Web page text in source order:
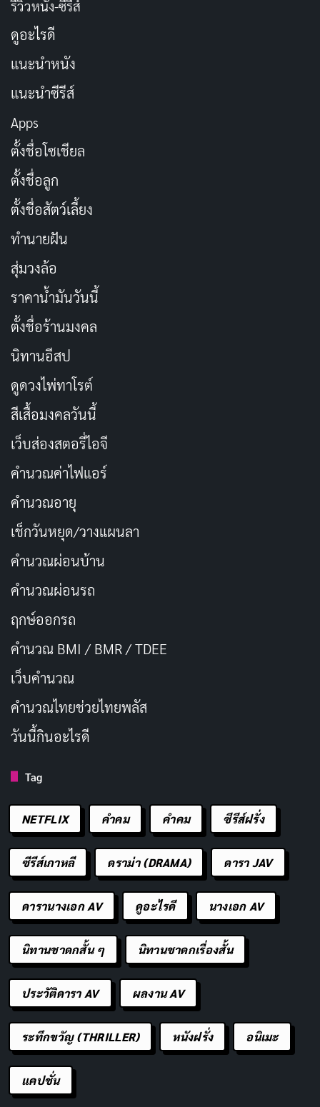
รีวิวหนัง-ซีรีส์
ดูอะไรดี
แนะนำหนัง
แนะนำซีรีส์
Apps
ตั้งชื่อโซเชียล
ตั้งชื่อลูก
ตั้งชื่อสัตว์เลี้ยง
ทำนายฝัน
สุ่มวงล้อ
ราคาน้ำมันวันนี้
ตั้งชื่อร้านมงคล
นิทานอีสป
ดูดวงไพ่ทาโรต์
สีเสื้อมงคลวันนี้
เว็บส่องสตอรี่ไอจี
คำนวณค่าไฟแอร์
คำนวณอายุ
เช็กวันหยุด/วางแผนลา
คำนวณผ่อนบ้าน
คำนวณผ่อนรถ
ฤกษ์ออกรถ
คำนวณ BMI / BMR / TDEE
เว็บคํานวณ
คํานวณไทยช่วยไทยพลัส
วันนี้กินอะไรดี
Tag
NETFLIX คำคม คําคม ซีรีส์ฝรั่ง
ซีรีส์เกาหลี ดราม่า (DRAMA) ดารา JAV
ดารานางเอก AV ดูอะไรดี นางเอก AV
นิทานชาดกสั้น ๆ นิทานชาดกเรื่องสั้น
ประวัติดารา AV ผลงาน AV
ระทึกขวัญ (THRILLER) หนังฝรั่ง อนิเมะ
แคปชั่น